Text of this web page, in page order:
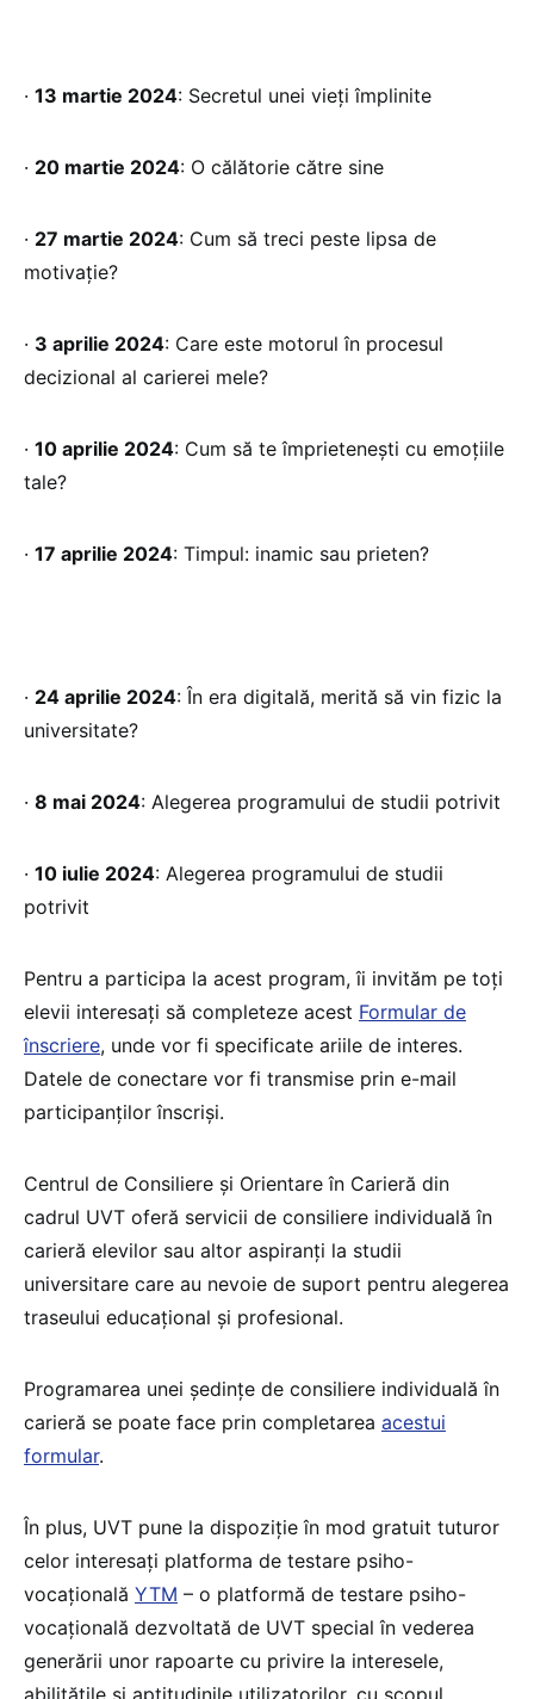
· 13 martie 2024: Secretul unei vieți împlinite
· 20 martie 2024: O călătorie către sine
· 27 martie 2024: Cum să treci peste lipsa de
motivație?
· 3 aprilie 2024: Care este motorul în procesul
decizional al carierei mele?
· 10 aprilie 2024: Cum să te împrietenești cu emoțiile
tale?
· 17 aprilie 2024: Timpul: inamic sau prieten?
· 24 aprilie 2024: În era digitală, merită să vin fizic la
universitate?
· 8 mai 2024: Alegerea programului de studii potrivit
· 10 iulie 2024: Alegerea programului de studii
potrivit
Pentru a participa la acest program, îi invităm pe toți
elevii interesați să completeze acest Formular de
înscriere, unde vor fi specificate ariile de interes.
Datele de conectare vor fi transmise prin e-mail
participanților înscriși.
Centrul de Consiliere și Orientare în Carieră din
cadrul UVT oferă servicii de consiliere individuală în
carieră elevilor sau altor aspiranți la studii
universitare care au nevoie de suport pentru alegerea
traseului educațional și profesional.
Programarea unei ședințe de consiliere individuală în
carieră se poate face prin completarea acestui
formular.
În plus, UVT pune la dispoziție în mod gratuit tuturor
celor interesați platforma de testare psiho-
vocațională YTM – o platformă de testare psiho-
vocațională dezvoltată de UVT special în vederea
generării unor rapoarte cu privire la interesele,